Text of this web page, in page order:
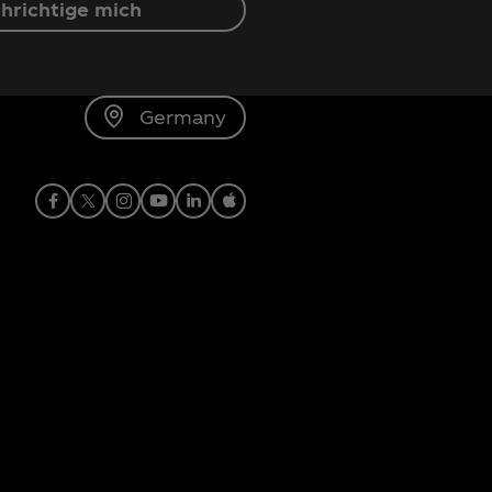
mich
Germany
Facebook
X Instagram
Youtube